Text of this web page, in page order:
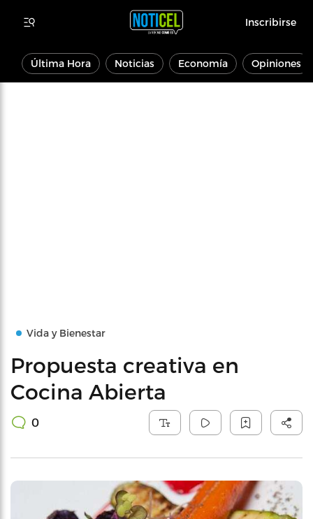
Inscribirse
Última Hora Noticias Economía Opiniones
Vida y Bienestar
Propuesta creativa en
Cocina Abierta
0